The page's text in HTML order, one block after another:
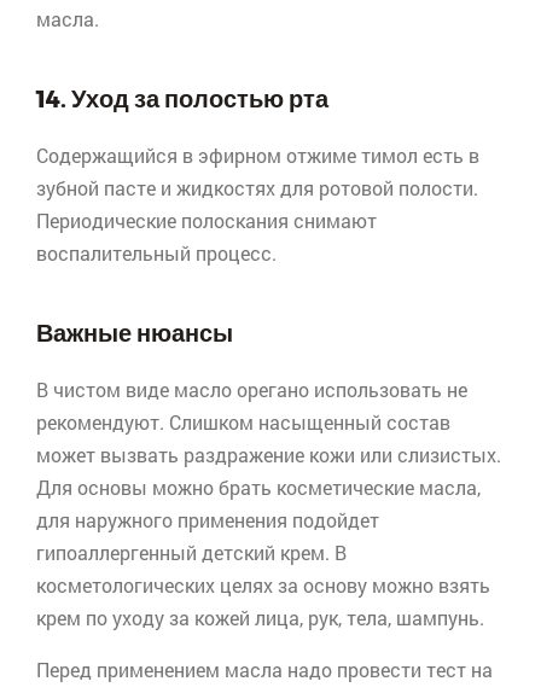
масла.
14. Уход за полостью рта
Содержащийся в эфирном отжиме тимол есть в
зубной пасте и жидкостях для ротовой полости.
Периодические полоскания снимают
воспалительный процесс.
Важные нюансы
В чистом виде маслоорегано использовать не
рекомендуют. Слишком насыщенный состав
может вызвать раздражение кожи или слизистых.
Для основы можно брать косметические масла,
для наружного применения подойдет
гипоаллергенный детский крем. В
косметологических целях за основу можно взять
крем по уходу за кожей лица, рук, тела, шампунь.
Перед применением масла надо провести тест на